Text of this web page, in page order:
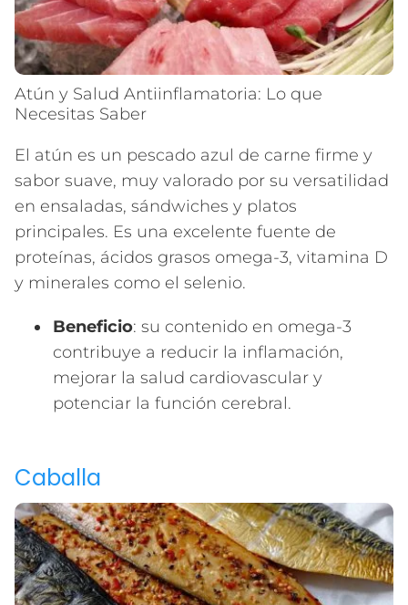
Atún y Salud Antiinflamatoria: Lo que
Necesitas Saber
El atún es un pescado azul de carne firme y
sabor suave, muy valorado por su versatilidad
en ensaladas, sándwiches y platos
principales. Es una excelente fuente de
proteínas, ácidos grasos omega-3, vitamina D
y minerales como el selenio.
Beneficio: su contenido en omega-3
contribuye a reducir la inflamación,
mejorar la salud cardiovascular y
potenciar la función cerebral.
Caballa